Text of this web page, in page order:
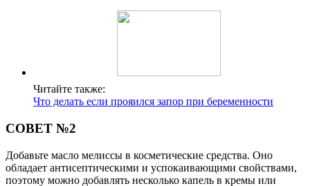
Читайте также:
Что делать если прояился запор при беременности
СОВЕТ №2
Добавьте масло мелиссы в косметические средства. Оно
обладает антисептическими и успокаивающими свойствами,
поэтому можно добавлять несколько капель в кремы или